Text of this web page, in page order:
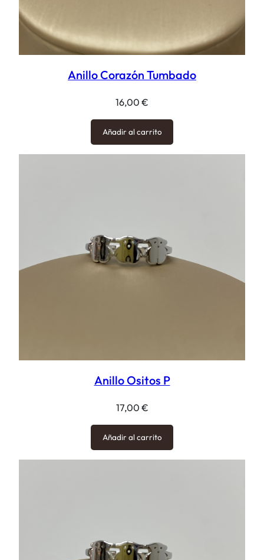
Anillo Corazón Tumbado
16,00 €
Añadir al carrito
Anillo Ositos P
17,00 €
Añadir al carrito